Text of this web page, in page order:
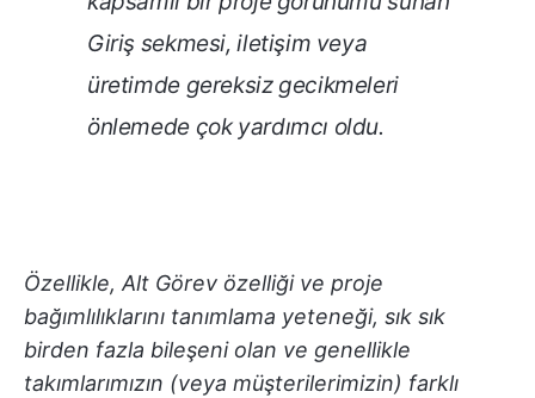
Giriş sekmesi, iletişim veya
üretimde gereksiz gecikmeleri
önlemede çok yardımcı oldu.
Özellikle, Alt Görev özelliği ve proje
bağımlılıklarını tanımlama yeteneği, sık sık
birden fazla bileşeni olan ve genellikle
takımlarımızın (veya müşterilerimizin) farklı